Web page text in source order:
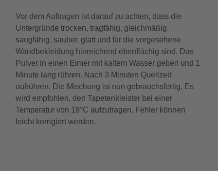
Vor dem Auftragen ist darauf zu achten, dass die
Untergründe trocken, tragfähig, gleichmäßig
saugfähig, sauber, glatt und für die vorgesehene
Wandbekleidung hinreichend ebenflächig sind. Das
Pulver in einen Eimer mit kaltem Wasser geben und 1
Minute lang rühren. Nach 3 Minuten Quellzeit
aufrühren. Die Mischung ist nun gebrauchsfertig. Es
wird empfohlen, den Tapetenkleister bei einer
Temperatur von 18°C aufzutragen. Fehler können
leicht korrigiert werden.